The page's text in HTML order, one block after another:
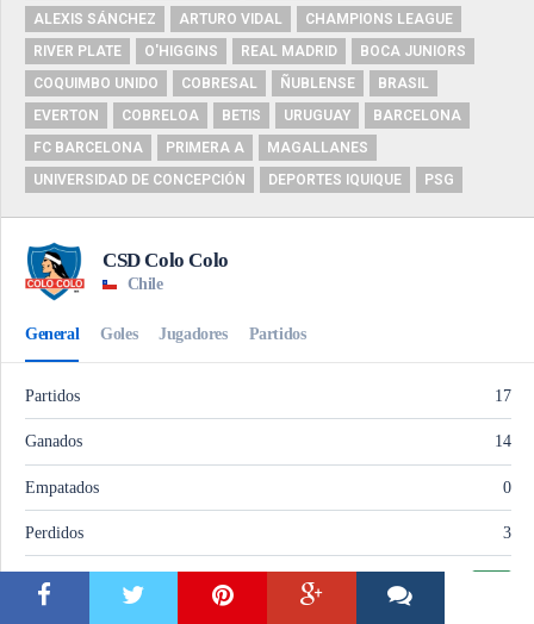
ALEXIS SÁNCHEZ
ARTURO VIDAL
CHAMPIONS LEAGUE
RIVER PLATE
O'HIGGINS REAL MADRID
BOCA JUNIORS
COQUIMBO UNIDO
COBRESAL ÑUBLENSE
BRASIL
EVERTON
COBRELOA BETIS URUGUAY
BARCELONA
FC BARCELONA
PRIMERA A
MAGALLANES
UNIVERSIDAD DE CONCEPCIÓN
DEPORTES IQUIQUE PSG